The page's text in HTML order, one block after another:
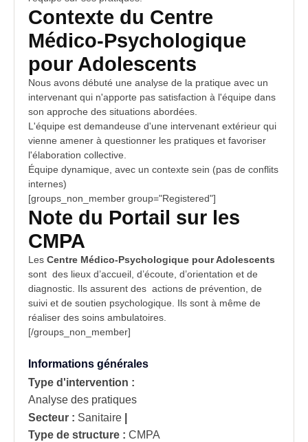
Contexte du Centre
Médico-Psychologique
pour Adolescents
Nous avons débuté une analyse de la pratique avec un
intervenant qui n'apporte pas satisfaction à l'équipe dans
son approche des situations abordées.
L'équipe est demandeuse d'une intervenant extérieur qui
vienne amener à questionner les pratiques et favoriser
l'élaboration collective.
Équipe dynamique, avec un contexte sein (pas de conflits
internes)
[groups_non_member group="Registered"]
Note du Portail sur les
CMPA
Les Centre Médico-Psychologique pour Adolescents
sont des lieux d’accueil, d’écoute, d’orientation et de
diagnostic. Ils assurent des actions de prévention, de
suivi et de soutien psychologique. Ils sont à même de
réaliser des soins ambulatoires.
[/groups_non_member]
Informations générales
Type d'intervention :
Analyse des pratiques
Secteur : Sanitaire
Type de structure : CMPA